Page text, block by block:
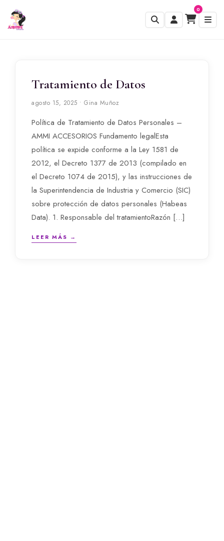
0
Tratamiento de Datos
agosto 15, 2025 • Gina Muñoz
Política de Tratamiento de Datos Personales –
AMMI ACCESORIOS Fundamento legalEsta
política se expide conforme a la Ley 1581 de
2012, el Decreto 1377 de 2013 (compilado en
el Decreto 1074 de 2015), y las instrucciones de
la Superintendencia de Industria y Comercio (SIC)
sobre protección de datos personales (Habeas
Data). 1. Responsable del tratamientoRazón […]
LEER MÁS →